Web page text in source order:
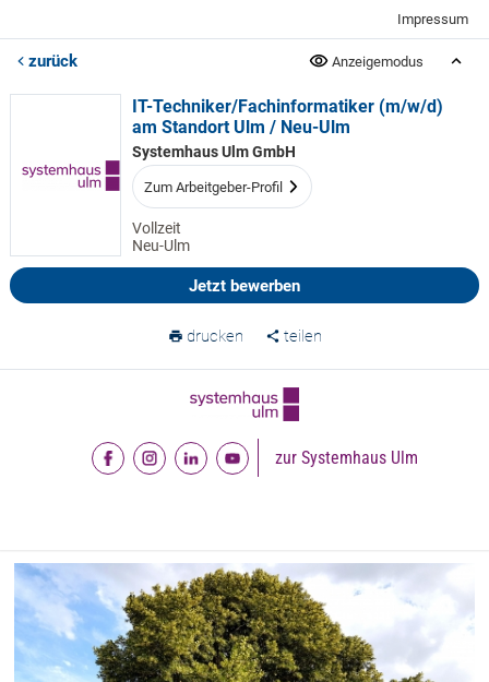
Impressum
zurück Anzeigemodus
IT-Techniker/Fachinformatiker (m/w/d)
am Standort Ulm / Neu-Ulm
Systemhaus Ulm GmbH
Zum Arbeitgeber-Profil
Vollzeit
Neu-Ulm
Jetzt bewerben
drucken teilen